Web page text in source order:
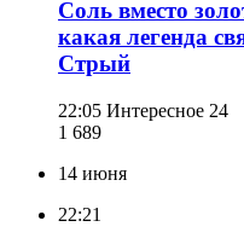
Соль вместо
какая легенда
Стрый
22:05 Интересное 24
1 689
14 июня
22:21